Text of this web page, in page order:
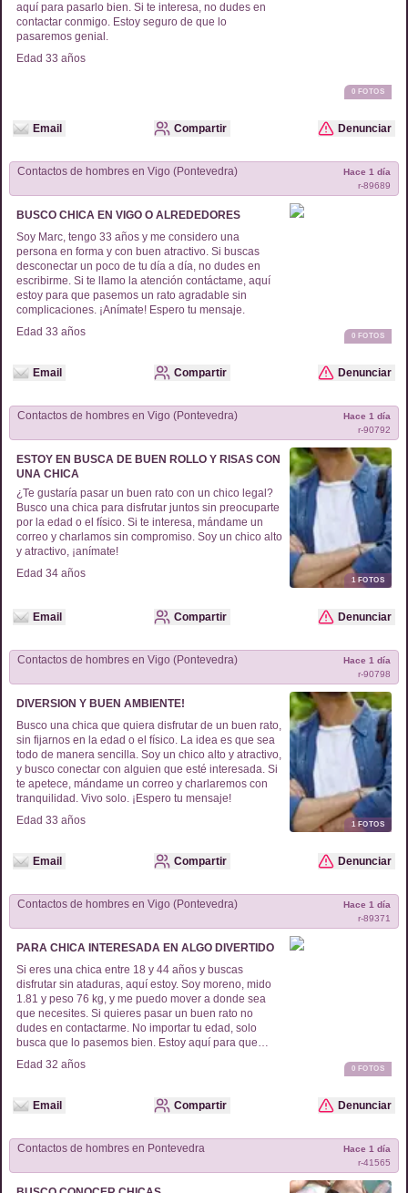
aquí para pasarlo bien. Si te interesa, no dudes en
contactar conmigo. Estoy seguro de que lo
pasaremos genial.
Edad 33 años
0 FOTOS
Email Compartir Denunciar
Contactos de hombres en Vigo (Pontevedra)
r-89689
Hace 1 día
BUSCO CHICA EN VIGO O ALREDEDORES
Soy Marc, tengo 33 años y me considero una
persona en forma y con buen atractivo. Si buscas
desconectar un poco de tu día a día, no dudes en
escribirme. Si te llamo la atención contáctame, aquí
estoy para que pasemos un rato agradable sin
complicaciones. ¡Anímate! Espero tu mensaje.
Edad 33 años 0 FOTOS
Email Compartir Denunciar
Contactos de hombres en Vigo (Pontevedra)
r-90792
Hace 1 día
ESTOY EN BUSCA DE BUEN ROLLO Y RISAS CON
UNA CHICA
¿Te gustaría pasar un buen rato con un chico legal?
Busco una chica para disfrutar juntos sin preocuparte
por la edad o el físico. Si te interesa, mándame un
correo y charlamos sin compromiso. Soy un chico alto
y atractivo, ¡anímate!
Edad 34 años
1FOTOS
Email Compartir Denunciar
Contactos de hombres en Vigo (Pontevedra)
r-90798
Hace 1 día
DIVERSION Y BUEN AMBIENTE!
Busco una chica que quiera disfrutar de un buen rato,
sin fijarnos en la edad o el físico. La idea es que sea
todo de manera sencilla. Soy un chico alto y atractivo,
y busco conectar con alguien que esté interesada. Si
te apetece, mándame un correo y charlaremos con
tranquilidad. Vivo solo. ¡Espero tu mensaje!
Edad 33 años 1FOTOS
Email Compartir Denunciar
Contactos de hombres en Vigo (Pontevedra)
r-89371
Hace 1 día
PARA CHICA INTERESADA EN ALGO DIVERTIDO
Si eres una chica entre 18 y 44 años y buscas
disfrutar sin ataduras, aquí estoy. Soy moreno, mido
1.81 y peso 76 kg, y me puedo mover a donde sea
que necesites. Si quieres pasar un buen rato no
dudes en contactarme. No importar tu edad, solo
busca que lo pasemos bien. Estoy aquí para que
puedas conocerme y ver qué sale de todo esto.
¡Escríbeme y hablemos!
Edad 32 años 0 FOTOS
Email Compartir Denunciar
Contactos de hombres en Pontevedra
r-41565
Hace 1 día